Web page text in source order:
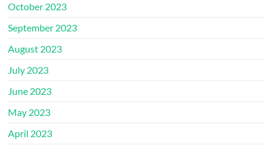
October 2023
September 2023
August 2023
July 2023
June 2023
May 2023
April 2023